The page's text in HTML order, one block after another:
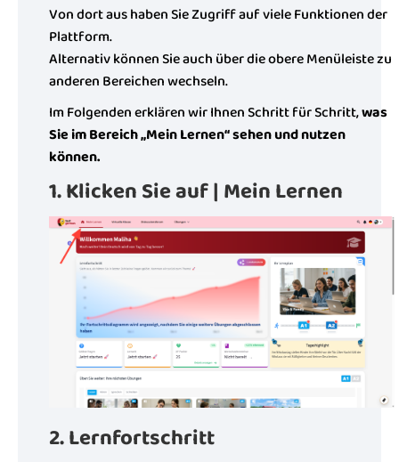
Von dort aus haben Sie Zugriff auf viele Funktionen der
Plattform.
Alternativ können Sie auch über die obere Menüleiste zu
anderen Bereichen wechseln.
Im Folgenden erklären wir Ihnen Schritt für Schritt,was
Sie im Bereich „Mein Lernen“ sehen und nutzen
können.
1. Klicken Sie auf | Mein Lernen
2. Lernfortschritt